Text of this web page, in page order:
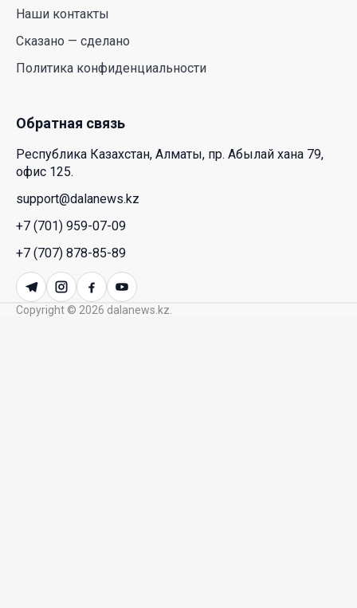
HONOR расширяет стратегию бизнеса и
искусственным интеллектом
какие возможности открывает форум
Казахстана и России
26 Июл. 2026 12:11
Межпартийные теледебаты выйдут в эфире
республиканских телеканалов
23 Июл. 2026 21:15
Наши контакты
Сказано — сделано
Политика конфиденциальности
Обратная связь
Республика Казахстан, Алматы, пр. Абылай хана 79,
офис 125.
support@dalanews.kz
+7 (701) 959-07-09
+7 (707) 878-85-89
Copyright © 2026 dalanews.kz.